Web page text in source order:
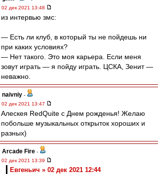
02 дек 2021 13:48
из интервью змс:
— Есть ли клуб, в который ты не пойдешь ни
при каких условиях?
— Нет такого. Это моя карьера. Если меня
зовут играть — я пойду играть. ЦСКА, Зенит —
неважно.
naivniy -
02 дек 2021 13:47
Алескея RedQuite с Днем рожденья! Желаю
побольше музыкальных открыток хороших и
разных)
Arcade Fire -
02 дек 2021 13:39
Евгеньич » 02 дек 2021 12:44